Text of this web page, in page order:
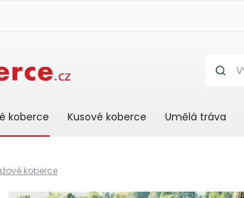
koberce Kusové koberce Umělá tráva
koberce